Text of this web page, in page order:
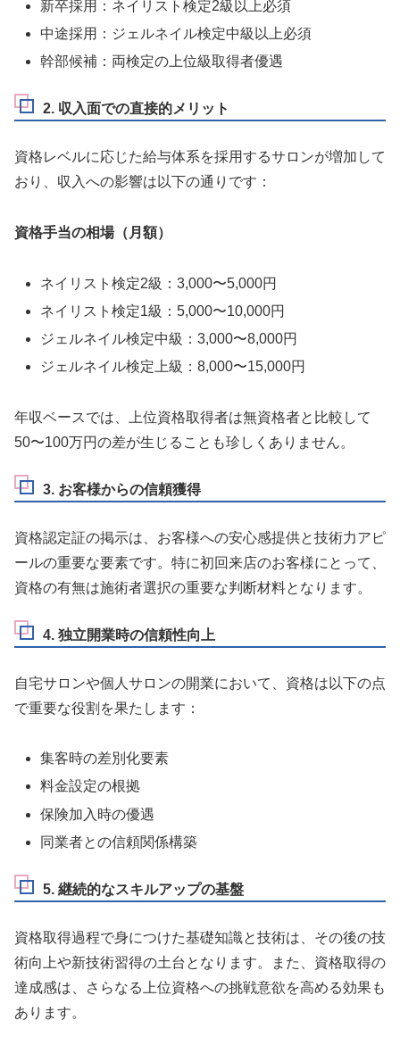
新卒採用：ネイリスト検定2級以上必須
中途採用：ジェルネイル検定中級以上必須
幹部候補：両検定の上位級取得者優遇
2. 収入面での直接的メリット
資格レベルに応じた給与体系を採用するサロンが増加して
おり、収入への影響は以下の通りです：
資格手当の相場（月額）
ネイリスト検定2級：3,000〜5,000円
ネイリスト検定1級：5,000〜10,000円
ジェルネイル検定中級：3,000〜8,000円
ジェルネイル検定上級：8,000〜15,000円
年収ベースでは、上位資格取得者は無資格者と比較して
50〜100万円の差が生じることも珍しくありません。
3. お客様からの信頼獲得
資格認定証の掲示は、お客様への安心感提供と技術力アピ
ールの重要な要素です。特に初回来店のお客様にとって、
資格の有無は施術者選択の重要な判断材料となります。
4. 独立開業時の信頼性向上
自宅サロンや個人サロンの開業において、資格は以下の点
で重要な役割を果たします：
集客時の差別化要素
料金設定の根拠
保険加入時の優遇
同業者との信頼関係構築
5. 継続的なスキルアップの基盤
資格取得過程で身につけた基礎知識と技術は、その後の技
術向上や新技術習得の土台となります。また、資格取得の
達成感は、さらなる上位資格への挑戦意欲を高める効果も
あります。